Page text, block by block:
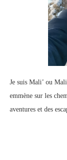
Je suis Mali’ ou
emmène sur les
aventures et des